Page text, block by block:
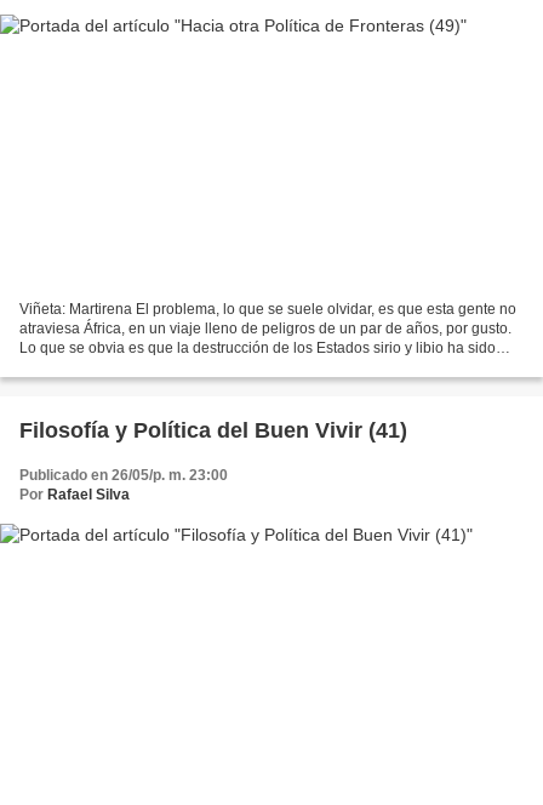
Viñeta: Martirena El problema, lo que se suele olvidar, es que esta gente no
atraviesa África, en un viaje lleno de peligros de un par de años, por gusto.
Lo que se obvia es que la destrucción de los Estados sirio y libio ha sido
Filosofía y Política del Buen Vivir (41)
Publicado en 26/05/p. m. 23:00
Por Rafael Silva